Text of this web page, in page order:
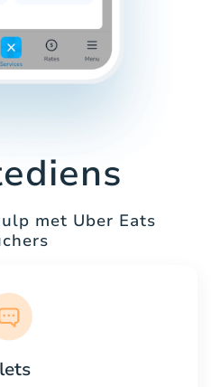
met Uber Eats